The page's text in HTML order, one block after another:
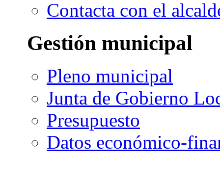
Contacta con el
Gestión municipal
Pleno municipal
Junta de Gobierno
Presupuesto
Datos económico-